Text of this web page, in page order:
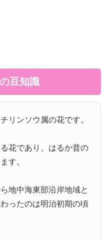
豆知識
リンソウ属の花です。
花であり、はるか昔の
す。
地中海東部沿岸地域と
ったのは明治初期の頃